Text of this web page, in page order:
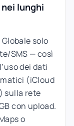
lunghi
solo
SMS — così
dei dati
(iCloud
sulla rete
con upload.
o